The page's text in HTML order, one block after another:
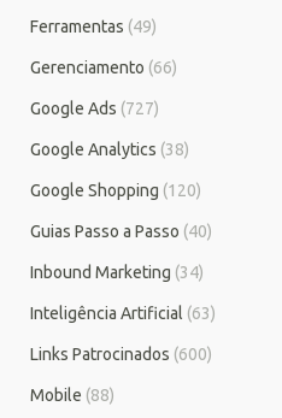
Ferramentas (49)
Gerenciamento (66)
Google Ads (727)
Google Analytics (38)
Google Shopping (120)
Guias Passo a Passo (40)
Inbound Marketing (34)
Inteligência Artificial (63)
Links Patrocinados (600)
Mobile (88)